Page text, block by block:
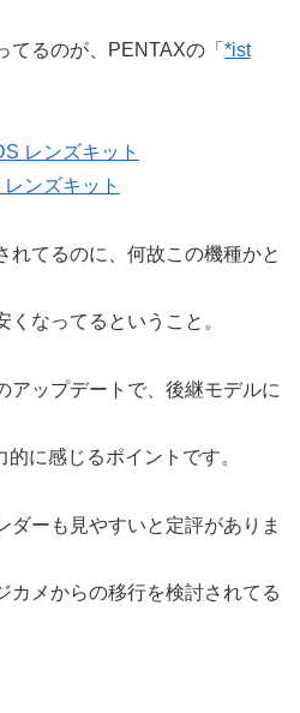
てるのが、PENTAXの「 *ist
ンズキット
れてるのに、何故この機種かと
くなってるということ。
アップデートで、後継モデルに
に感じるポイントです。
ダーも見やすいと定評がありま
カメからの移行を検討されてる